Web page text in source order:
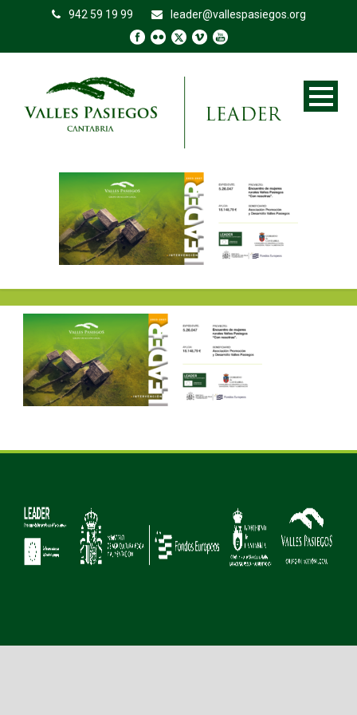
942 59 19 99 leader@vallespasiegos.org